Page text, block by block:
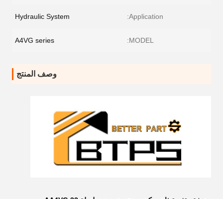
Application:
Hydraulic System
MODEL:
A4VG series
وصف المنتج